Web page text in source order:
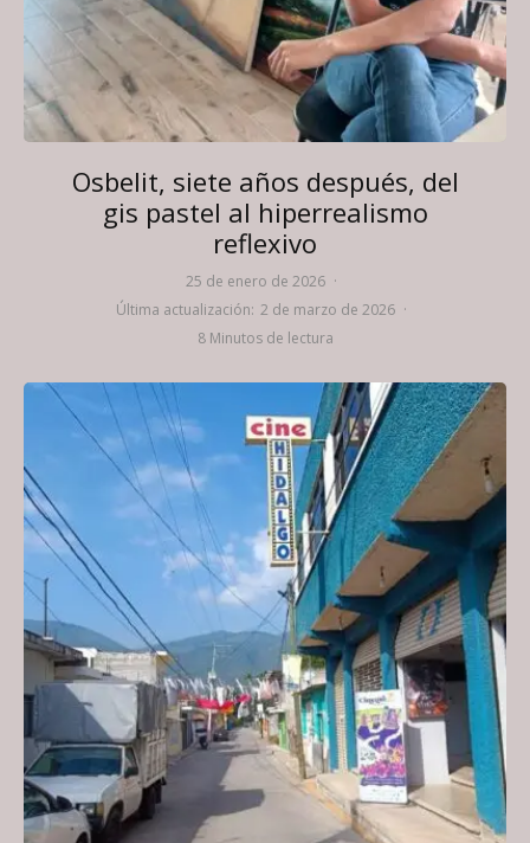
Osbelit, siete años después, del
gis pastel al hiperrealismo
reflexivo
25 de enero de 2026 ·
Última actualización: 2 de marzo de 2026 ·
8 Minutos de lectura